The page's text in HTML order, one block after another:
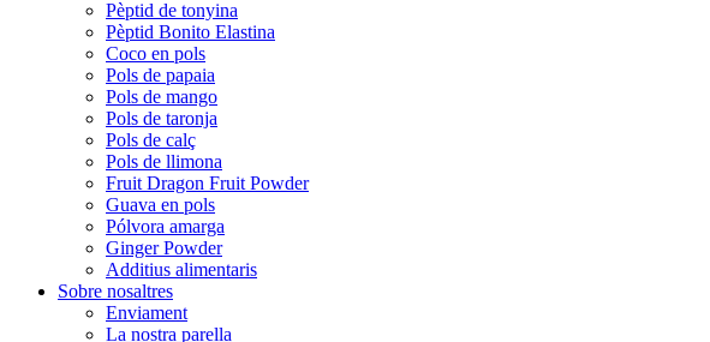
Pèptid de tonyina
Pèptid Bonito Elastina
Coco en pols
Pols de papaia
Pols de mango
Pols de taronja
Pols de calç
Pols de llimona
Fruit Dragon Fruit Powder
Guava en pols
Pólvora amarga
Ginger Powder
Additius alimentaris
Sobre nosaltres
Enviament
La nostra parella